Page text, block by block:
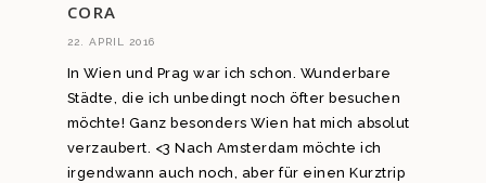
CORA
22. APRIL 2016
In Wien und Prag war ich schon. Wunderbare
Städte, die ich unbedingt noch öfter besuchen
möchte! Ganz besonders Wien hat mich absolut
verzaubert. <3 Nach Amsterdam möchte ich
irgendwann auch noch, aber für einen Kurztrip